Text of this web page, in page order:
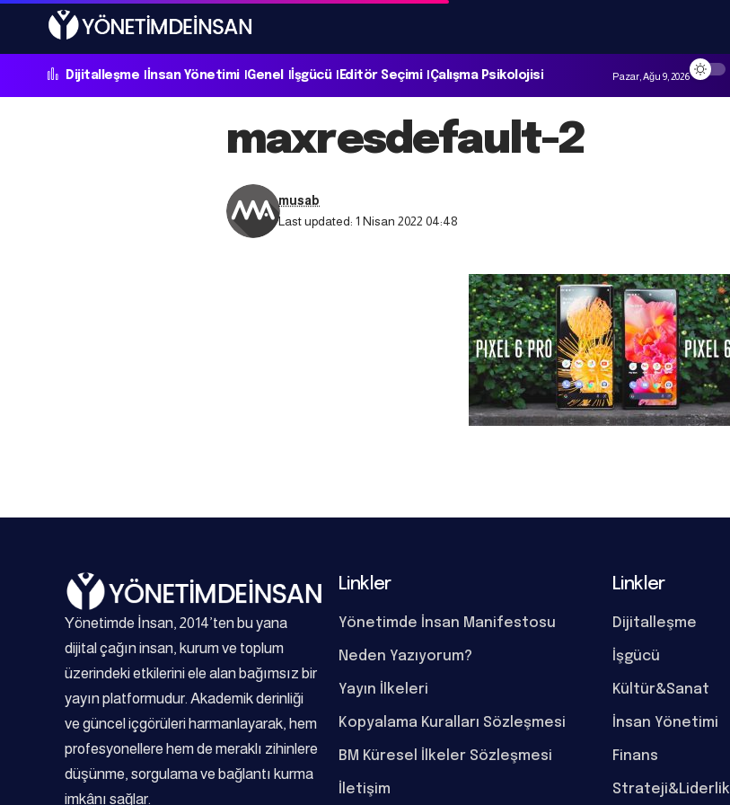
Dijitalleşme İnsan Yönetimi Genel İşgücü Editör Seçimi Çalışma Psikolojisi Pazar, Ağu 9, 2026
maxresdefault-2
Last updated: 1 Nisan 2022 04:48
musab
Yönetimde İnsan, 2014’ten bu yana
dijital çağın insan, kurum ve toplum
üzerindeki etkilerini ele alan bağımsız bir
yayın platformudur. Akademik derinliği
ve güncel içgörüleri harmanlayarak, hem
profesyonellere hem de meraklı zihinlere
düşünme, sorgulama ve bağlantı kurma
imkânı sağlar.
Linkler
Yönetimde İnsan Manifestosu
Neden Yazıyorum?
Yayın İlkeleri
Kopyalama Kuralları Sözleşmesi
BM Küresel İlkeler Sözleşmesi
İletişim
Linkler
Dijitalleşme
İşgücü
Kültür&Sanat
İnsan Yönetimi
Finans
Strateji&Liderlik